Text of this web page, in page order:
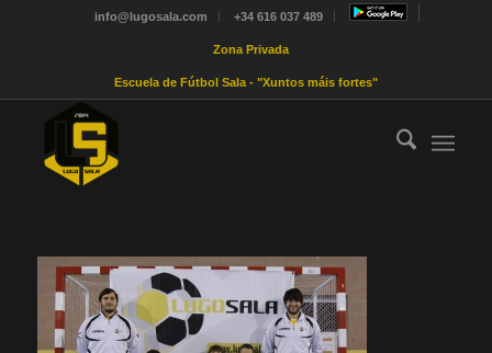
info@lugosala.com +34 616 037 489
Zona Privada
Escuela de Fútbol Sala - "Xuntos máis fortes"